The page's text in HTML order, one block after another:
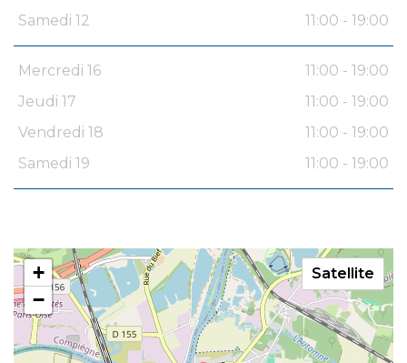
Samedi 12
11:00 - 19:00
Mercredi 16
11:00 - 19:00
Jeudi 17
11:00 - 19:00
Vendredi 18
11:00 - 19:00
Samedi 19
11:00 - 19:00
+
−
Satellite